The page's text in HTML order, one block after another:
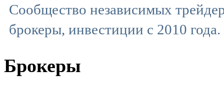
Сообщество независимых
брокеры, инвестиции с 2010 года.
Брокеры